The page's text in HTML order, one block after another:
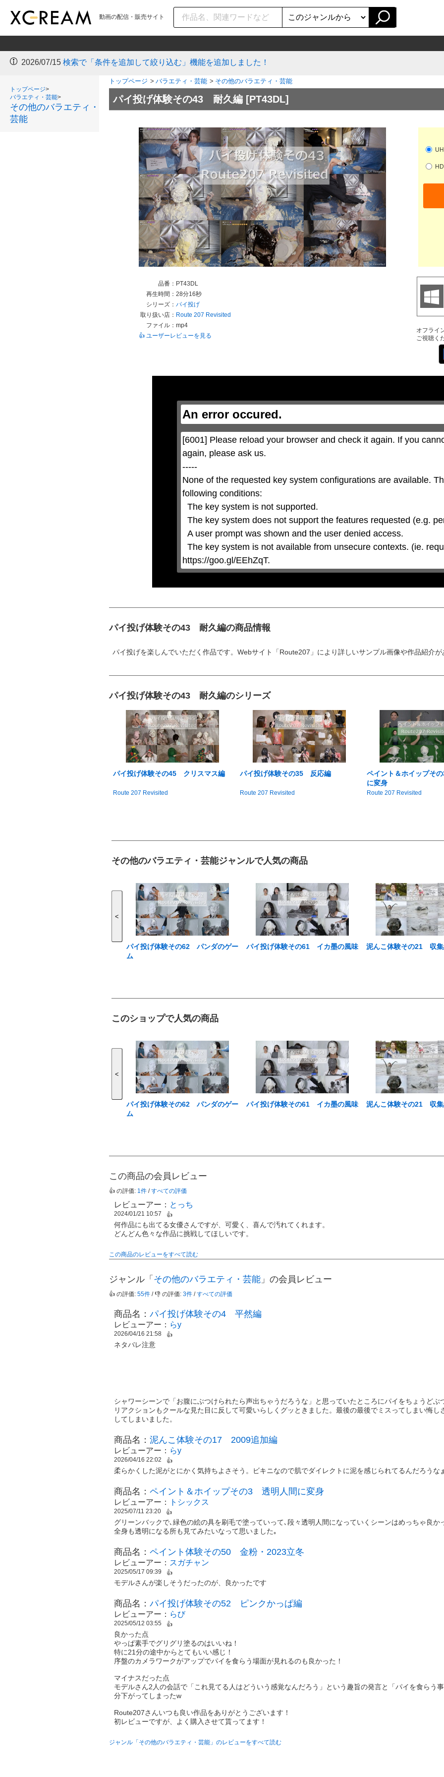
動画の配信・販売サイト
2026/07/15 検索で「条件を追加して絞り込む」機能を追加しました！
トップページ>
バラエティ・芸能>
その他のバラエティ・
芸能
トップページ > バラエティ・芸能 > その他のバラエティ・芸能
パイ投げ体験その43 耐久編 [PT43DL]
品番： PT43DL
再生時間： 28分16秒
シリーズ： パイ投げ
取り扱い店： Route 207 Revisited
ファイル： mp4
👍 ユーザーレビューを見る
オフライ
ご視聴く
An error occured.
[6001] Please reload your browser and check it again. If you
again, please ask us.
-----
None of the requested key system configurations are available.
following conditions:
https://goo.gl/EEhZqT.
パイ投げ体験その43 耐久編の商品情報
パイ投げを楽しんでいただく作品です。Webサイト「Route207」により詳しいサンプル画像や作品紹介が
パイ投げ体験その43 耐久編のシリーズ
パイ投げ体験その45 クリスマス編
Route 207 Revisited
パイ投げ体験その35 反応編
Route 207 Revisited
ペイント＆ホイップそ
に変身
Route 207 Revisited
その他のバラエティ・芸能ジャンルで人気の商品
<
パイ投げ体験その62 パンダのゲー
ム
パイ投げ体験その61 イカ墨の風味 泥んこ体験その21 収
このショップで人気の商品
<
パイ投げ体験その62 パンダのゲー
ム
パイ投げ体験その61 イカ墨の風味 泥んこ体験その21 収
この商品の会員レビュー
👍 の評価: 1件 /すべての評価
レビューアー： とっち
2024/01/21 10:57 👍
何作品にも出てる女優さんですが、可愛く、喜んで汚れてくれます。
どんどん色々な作品に挑戦してほしいです。
この商品のレビューをすべて読む
ジャンル「 その他のバラエティ・芸能 」の会員レビュー
👍 の評価: 55件 / 👎 の評価: 3件 /すべての評価
商品名： パイ投げ体験その4 平然編
レビューアー： らy
2026/04/16 21:58 👍
ネタバレ注意
シャワーシーンで「お腹にぶつけられたら声出ちゃうだろうな」と思っていたところにパイをちょうどぶ
リアクションもクールな見た目に反して可愛いらしくグッときました。最後の最後でミスってしまい悔
してしまいました。
商品名： 泥んこ体験その17 2009追加編
レビューアー： らy
2026/04/16 22:02 👍
柔らかくした泥がとにかく気持ちよさそう。ビキニなので肌でダイレクトに泥を感じられてるんだろうな
商品名： ペイント＆ホイップその3 透明人間に変身
レビューアー： トシックス
2025/07/11 23:20 👍
グリーンバックで､緑色の絵の具を刷毛で塗っていって､段々透明人間になっていくシーンはめっちゃ良か
全身も透明になる所も見てみたいなって思いました｡
商品名： ペイント体験その50 金粉・2023立冬
レビューアー： スガチャン
2025/05/17 09:39 👍
モデルさんが楽しそうだったのが、良かったです
商品名： パイ投げ体験その52 ピンクかっぱ編
レビューアー： らび
2025/05/12 03:55 👍
良かった点
やっぱ素手でグリグリ塗るのはいいね！
特に21分の途中からとてもいい感じ！
序盤のカメラワークがアップでパイを食らう場面が見れるのも良かった！
マイナスだった点
モデルさん2人の会話で「これ見てる人はどういう感覚なんだろう」という趣旨の発言と「パイを食らう
分下がってしまったw
Route207さんいつも良い作品をありがとうございます！
初レビューですが、よく購入させて貰ってます！
ジャンル「その他のバラエティ・芸能」のレビューをすべて読む